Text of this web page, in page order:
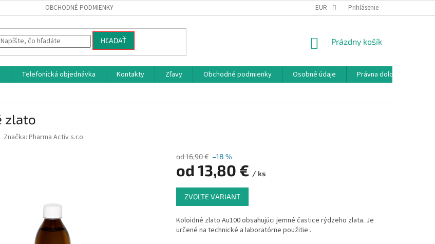
OBCHODNÉ PODMIENKY EUR Prihlásenie
HĽADAŤ
NÁKUPNÝ
Prázdny košík
Telefonická objednávka Kontakty Zľavy Obchodné podmienky Osobné údaje
Právna doložka
zlato
Značka: Pharma Activ s.r.o.
od 16,90 € –18 %
od 13,80 € / ks
Jednotková
cena:
ZVOĽTE VARIANT
Koloidné zlato Au100 obsahujúci jemné častice rýdzeho zlata. Je
určené na technické a laboratórne použitie .